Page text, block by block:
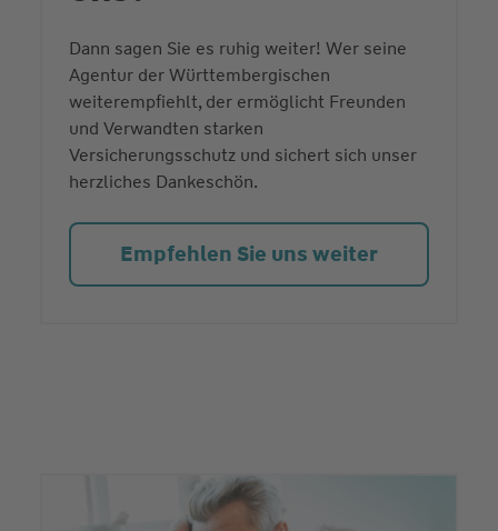
Dann sagen Sie es ruhig weiter! Wer seine
Agentur der Württembergischen
weiterempfiehlt, der ermöglicht Freunden
und Verwandten starken
Versicherungsschutz und sichert sich unser
herzliches Dankeschön.
Empfehlen Sie uns weiter